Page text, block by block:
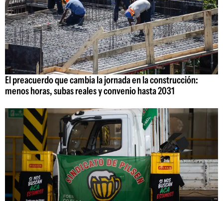
El preacuerdo que cambia la jornada en la construcción:
menos horas, subas reales y convenio hasta 2031